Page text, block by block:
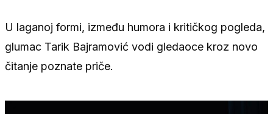
U laganoj formi, između humora i kritičkog pogleda,
glumac Tarik Bajramović vodi gledaoce kroz novo
čitanje poznate priče.